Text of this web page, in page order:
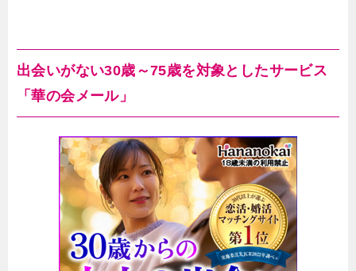
出会いがない30歳～75歳を対象としたサービス
「華の会メール」